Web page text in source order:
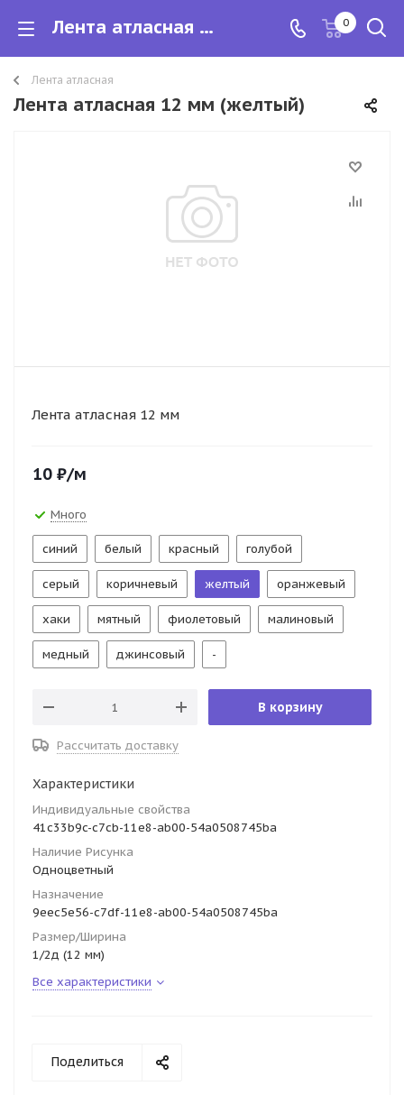
Лента атласная 12 мм 0
Лента атласная
Лента атласная 12 мм (желтый)
Лента атласная 12 мм
10 ₽/м
Много
синий белый красный голубой
серый коричневый желтый оранжевый
хаки мятный фиолетовый малиновый
медный джинсовый -
В корзину
Рассчитать доставку
Характеристики
Индивидуальные свойства
41c33b9c-c7cb-11e8-ab00-54a0508745ba
Наличие Рисунка
Одноцветный
Назначение
9eec5e56-c7df-11e8-ab00-54a0508745ba
Размер/Ширина
1/2д (12 мм)
Все характеристики
Поделиться